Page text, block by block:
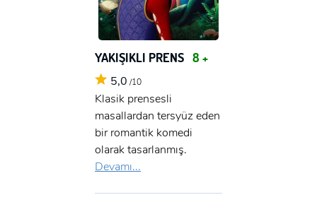
YAKIŞIKLI PRENS 8 +
5,0 /10
Klasik prensesli
masallardan tersyüz eden
bir romantik komedi
olarak tasarlanmış.
Devamı...